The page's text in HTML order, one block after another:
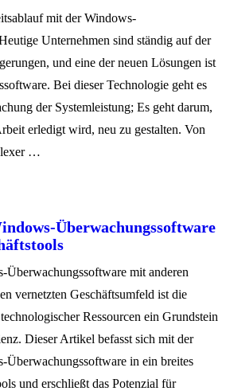
mit der Windows-
Unternehmen sind ständig auf der
und eine der neuen Lösungen ist
Bei dieser Technologie geht es
der Systemleistung; Es geht darum,
erledigt wird, neu zu gestalten. Von
…
Überwachungssoftware
mit anderen
vernetzten Geschäftsumfeld ist die
Ressourcen ein Grundstein
Dieser Artikel befasst sich mit der
Überwachungssoftware in ein breites
und erschließt das Potenzial für